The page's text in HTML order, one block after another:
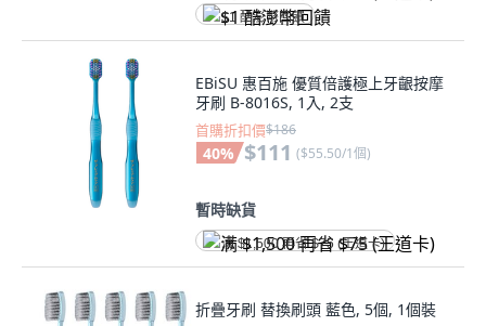
$1 酷澎幣回饋
EBiSU 惠百施 優質倍護極上牙齦按摩
牙刷 B-8016S, 1入, 2支
首購折扣價$186
40% $111 ($55.50/1個)
暫時缺貨
满 $1,500 再省 $75 (王道卡)
折疊牙刷 替換刷頭 藍色, 5個, 1個裝